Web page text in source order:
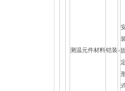
测温元件材料铠装- 固